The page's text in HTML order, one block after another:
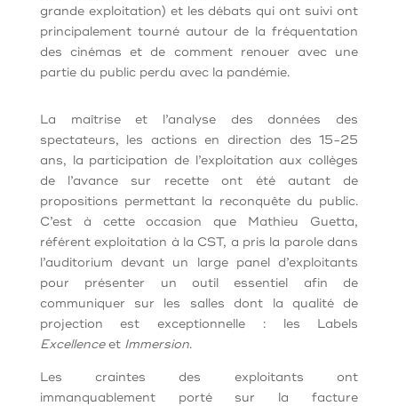
grande exploitation) et les débats qui ont suivi ont
principalement tourné autour de la fréquentation
des cinémas et de comment renouer avec une
partie du public perdu avec la pandémie.
La maîtrise et l’analyse des données des
spectateurs, les actions en direction des 15-25
ans, la participation de l’exploitation aux collèges
de l’avance sur recette ont été autant de
propositions permettant la reconquête du public.
C’est à cette occasion que Mathieu Guetta,
référent exploitation à la CST, a pris la parole dans
l’auditorium devant un large panel d’exploitants
pour présenter un outil essentiel afin de
communiquer sur les salles dont la qualité de
projection est exceptionnelle : les Labels
Excellenceet Immersion.
Les craintes des exploitants ont
immanquablement porté sur la facture